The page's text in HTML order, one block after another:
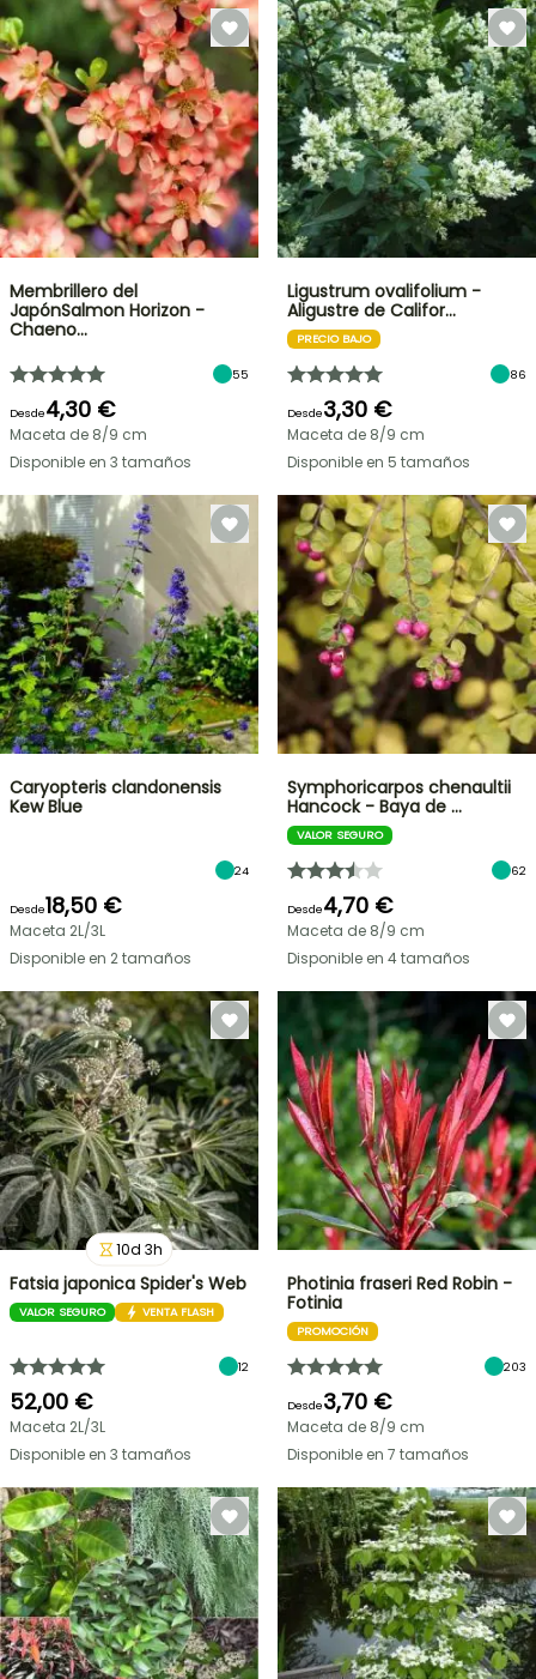
Membrillero del
JapónSalmon Horizon -
Chaeno…
55
Desde4,30 €
Maceta de 8/9 cm
Disponible en 3 tamaños
Ligustrum ovalifolium -
Aligustre de Califor…
PRECIO BAJO
86
Desde3,30 €
Maceta de 8/9 cm
Disponible en 5 tamaños
Caryopteris clandonensis
Kew Blue
24
Desde18,50 €
Maceta 2L/3L
Disponible en 2 tamaños
Symphoricarpos chenaultii
Hancock - Baya de …
VALOR SEGURO
62
Desde4,70 €
Maceta de 8/9 cm
Disponible en 4 tamaños
10d 3h
Fatsia japonica Spider's Web
VALOR SEGURO VENTA FLASH
12
52,00 €
Maceta 2L/3L
Disponible en 3 tamaños
Photinia fraseri Red Robin -
Fotinia
PROMOCIÓN
203
Desde3,70 €
Maceta de 8/9 cm
Disponible en 7 tamaños